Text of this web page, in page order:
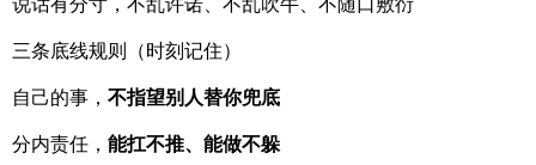
三条底线规则（时刻记住）
自己的事， 不指望别人替你兜底
分内责任， 能扛不推、能做不躲